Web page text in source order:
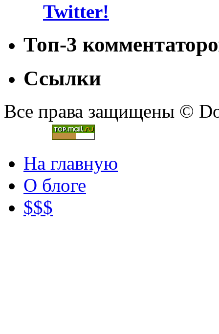
Топ-3
Ссылки
Все права защищены ©
На главную
О блоге
$$$